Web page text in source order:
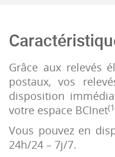
Grâce aux relevés
postaux, vos
disposition
votre espace BCInet
Vous pouvez en
24h/24 – 7j/7.